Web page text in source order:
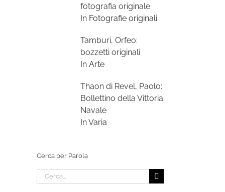
fotografia originale
In Fotografie originali
Tamburi, Orfeo:
bozzetti originali
In Arte
Thaon di Revel, Paolo:
Bollettino della Vittoria
Navale
In Varia
Cerca per Parola
Cerca
per: